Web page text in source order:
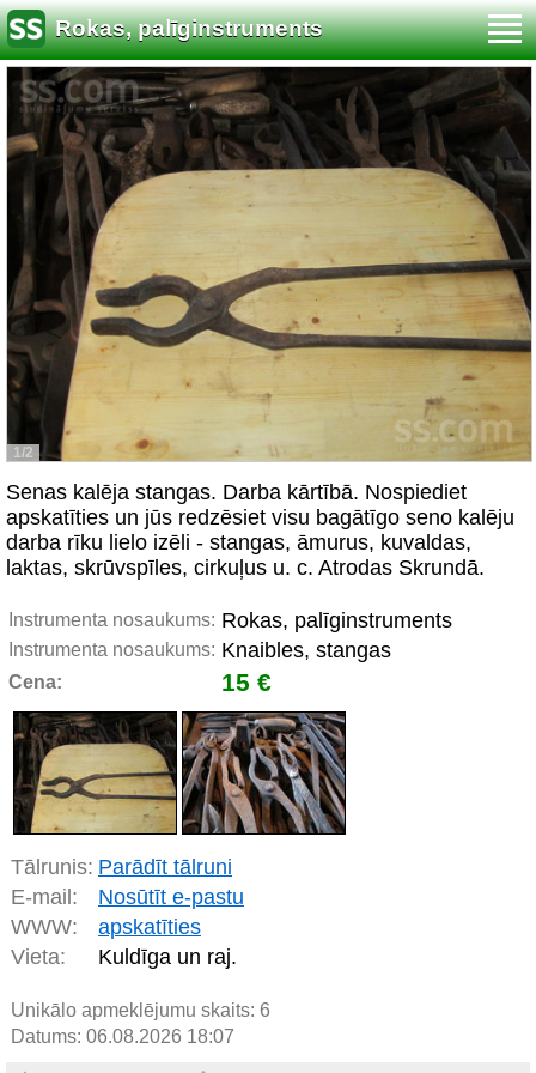
Rokas, palīginstruments
1/2
Senas kalēja stangas. Darba kārtībā. Nospiediet
apskatīties un jūs redzēsiet visu bagātīgo seno kalēju
darba rīku lielo izēli - stangas, āmurus, kuvaldas,
laktas, skrūvspīles, cirkuļus u. c. Atrodas Skrundā.
Instrumenta nosaukums: Rokas, palīginstruments
Instrumenta nosaukums: Knaibles, stangas
Cena: 15 €
Tālrunis: Parādīt tālruni
E-mail:
Nosūtīt e-pastu
WWW:
apskatīties
Vieta:
Kuldīga un raj.
Unikālo apmeklējumu skaits: 6
Datums: 06.08.2026 18:07